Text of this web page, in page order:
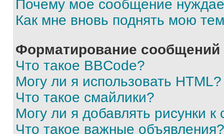
Почему мое сообщение
Как мне вновь поднять мою
Форматирование
Что такое BBCode?
Могу ли я использовать HTML?
Что такое смайлики?
Могу ли я добавлять рисунки
Что такое важные объявления?